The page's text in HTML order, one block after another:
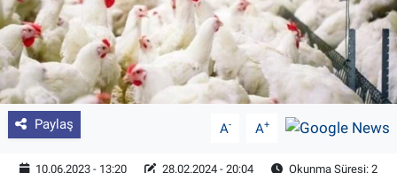
Paylaş A- A+
10.06.2023 - 13:20 28.02.2024 - 20:04
Okunma Süresi: 2
Dünyada Tarım
Üretici Birlikleri
Şeker ve Şekerli Mamüller